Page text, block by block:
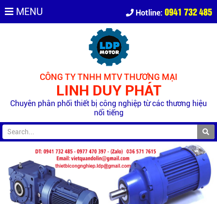
MENU Hotline: 0941 732 485
CÔNG TY TNHH MTV THƯƠNG MẠI
LINH DUY PHÁT
Chuyên phân phối thiết bị công nghiệp từ các thương hiệu
nổi tiếng